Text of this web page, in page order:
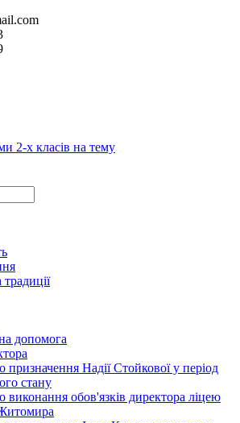
традиції
допомога
призначення Надії Стойкової у період
стану
виконання обов'язків директора ліцею